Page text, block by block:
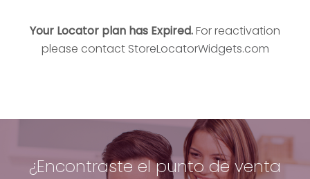
Your Locator plan has Expired.For reactivation
please contact StoreLocatorWidgets.com
¿Encontraste el punto de venta